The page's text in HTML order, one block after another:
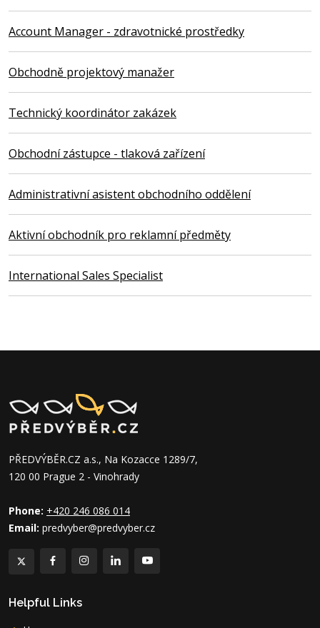
Account Manager - zdravotnické prostředky
Obchodně projektový manažer
Technický koordinátor zakázek
Obchodní zástupce - tlaková zařízení
Administrativní asistent obchodního oddělení
Aktivní obchodník pro reklamní předměty
International Sales Specialist
PŘEDVÝBĚR.CZ a.s., Na Kozacce 1289/7,
120 00 Prague 2 - Vinohrady
Phone: +420 246 086 014
Email: predvyber@predvyber.cz
Helpful Links